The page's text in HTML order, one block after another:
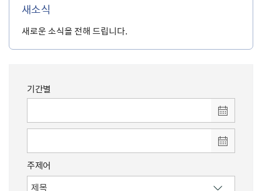
새소식
새로운 소식을 전해 드립니다.
기간별
주제어